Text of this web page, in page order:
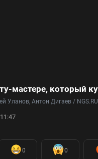
Уланов, Антон Дигаев / NGS.RU
0 0